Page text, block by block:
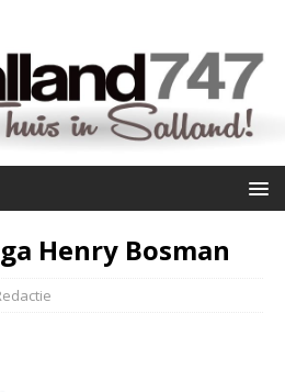
Henry Bosman